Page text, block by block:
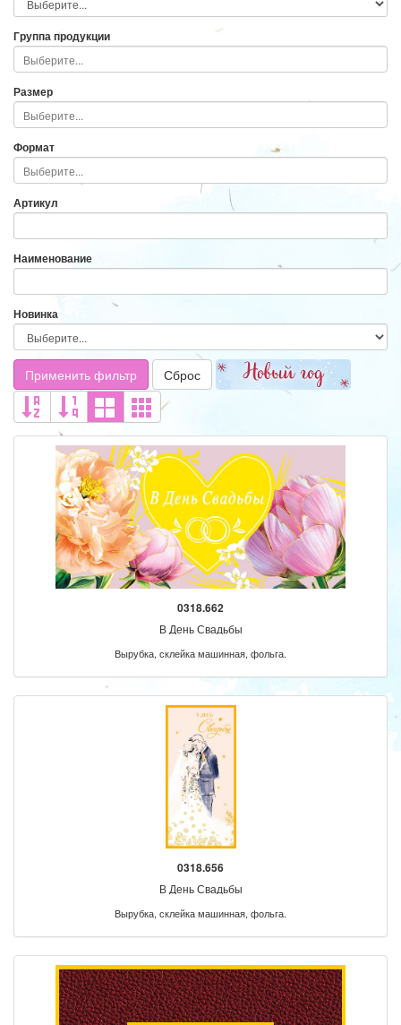
Группа продукции
Размер
Формат
Артикул
Наименование
Новинка
Применить фильтр Сброс
0318.662
В День Свадьбы
Вырубка, склейка машинная, фольга.
0318.656
В День Свадьбы
Вырубка, склейка машинная, фольга.